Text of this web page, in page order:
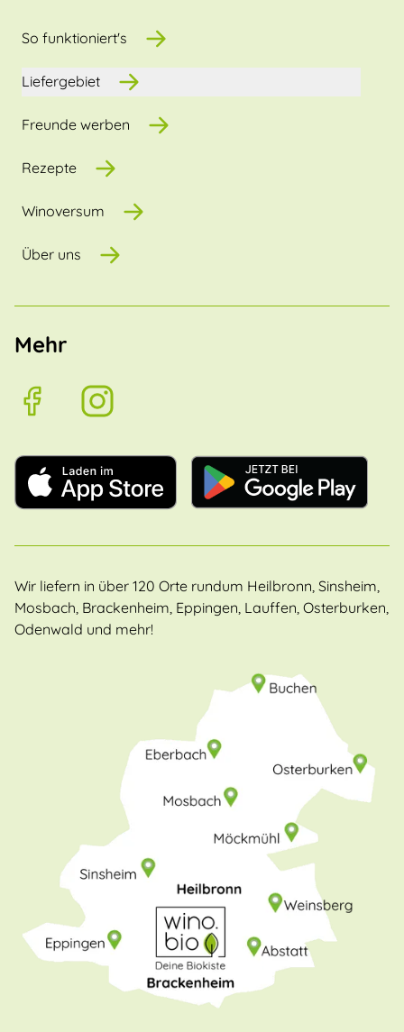
So funktioniert's
Liefergebiet
Freunde werben
Rezepte
Winoversum
Über uns
Mehr
Wir liefern in über 120 Orte rundum Heilbronn, Sinsheim,
Mosbach, Brackenheim, Eppingen, Lauffen, Osterburken,
Odenwald und mehr!